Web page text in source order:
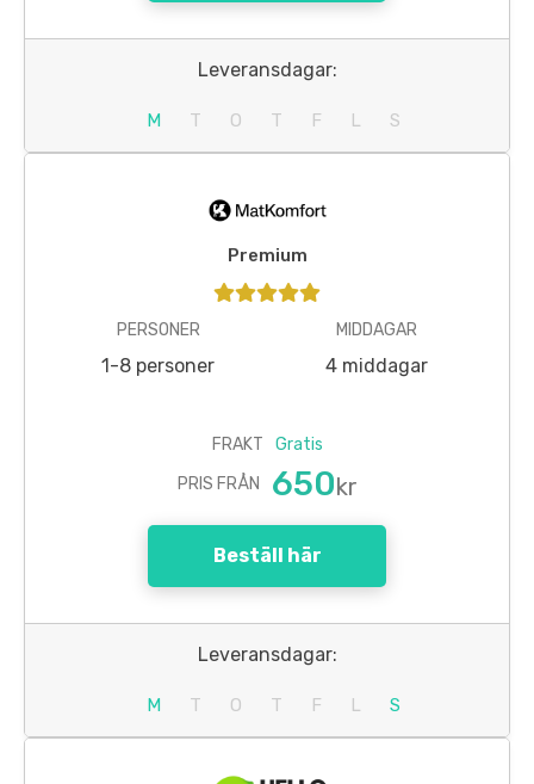
Leveransdagar:
M T O T F L S
Premium
PERSONER
1-8 personer
MIDDAGAR
4 middagar
PRIS FRÅN 650kr
FRAKT Gratis
Beställ här
Leveransdagar:
M T O T F L S